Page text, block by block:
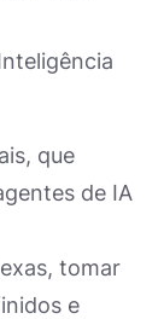
que
de IA
tomar
e